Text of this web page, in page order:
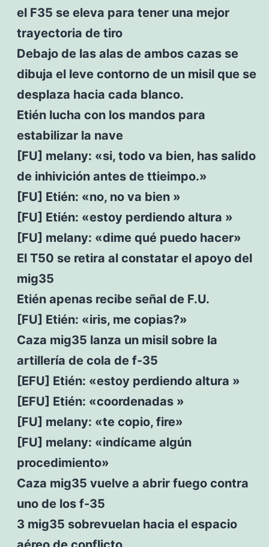
el F35 se eleva para tener una mejor
trayectoria de tiro
Debajo de las alas de ambos cazas se
dibuja el leve contorno de un misil que se
desplaza hacia cada blanco.
Etién lucha con los mandos para
estabilizar la nave
[FU] melany: «si, todo va bien, has salido
de inhivición antes de ttieimpo.»
[FU] Etién: «no, no va bien »
[FU] Etién: «estoy perdiendo altura »
[FU] melany: «dime qué puedo hacer»
El T50 se retira al constatar el apoyo del
mig35
Etién apenas recibe señal de F.U.
[FU] Etién: «iris, me copias?»
Caza mig35 lanza un misil sobre la
artillería de cola de f-35
[EFU] Etién: «estoy perdiendo altura »
[EFU] Etién: «coordenadas »
[FU] melany: «te copio, fire»
[FU] melany: «indícame algún
procedimiento»
Caza mig35 vuelve a abrir fuego contra
uno de los f-35
3 mig35 sobrevuelan hacia el espacio